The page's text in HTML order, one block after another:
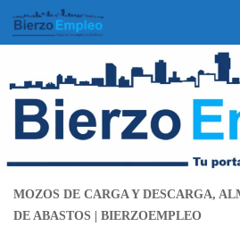
Saltar al contenido
MOZOS DE CARGA Y DESCARGA,
DE ABASTOS | BIERZOEMPLEO